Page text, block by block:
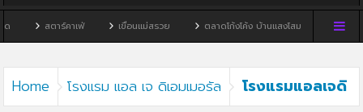
สตาร์คาเฟ่ เขื่อนแม่สรวย ตลาดโก้งโค้ง บ้านแสงโสม ทิวผาคาเฟ่
Home โรงแรม แอล เจ ดิเอมเมอรัล
โรงแรมแอลเจดิ